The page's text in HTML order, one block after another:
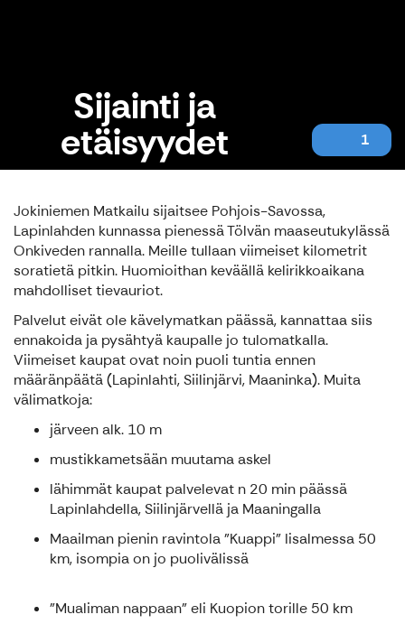
Sijainti ja
etäisyydet 1
Jokiniemen Matkailu sijaitsee Pohjois-Savossa,
Lapinlahden kunnassa pienessä Tölvän maaseutukylässä
Onkiveden rannalla. Meille tullaan viimeiset kilometrit
soratietä pitkin. Huomioithan keväällä kelirikkoaikana
mahdolliset tievauriot.
Palvelut eivät ole kävelymatkan päässä, kannattaa siis
ennakoida ja pysähtyä kaupalle jo tulomatkalla.
Viimeiset kaupat ovat noin puoli tuntia ennen
määränpäätä (Lapinlahti, Siilinjärvi, Maaninka). Muita
välimatkoja:
järveen alk. 10 m
mustikkametsään muutama askel
lähimmät kaupat palvelevat n 20 min päässä
Lapinlahdella, Siilinjärvellä ja Maaningalla
Maailman pienin ravintola "Kuappi" Iisalmessa 50
km, isompia on jo puolivälissä
"Mualiman nappaan" eli Kuopion torille 50 km